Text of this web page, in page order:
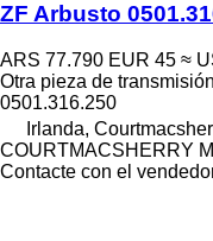
ZF Arbusto
ARS 77.790 EUR 45 ≈
Otra pieza de transmisión
0501.316.250
Irlanda,
COURTMACSHERRY
Contacte con el